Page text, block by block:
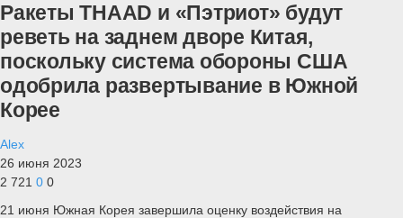
Ракеты THAAD и «Пэтриот» будут
реветь на заднем дворе Китая,
поскольку система обороны США
одобрила развертывание в Южной
Корее
Alex
26 июня 2023
2 721 0 0
21 июня Южная Корея завершила оценку воздействия на